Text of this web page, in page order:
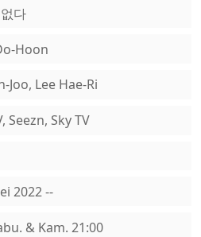
다
Hoon
Joo, Lee Hae-Ri
Seezn, Sky TV
2022 --
& Kam. 21:00